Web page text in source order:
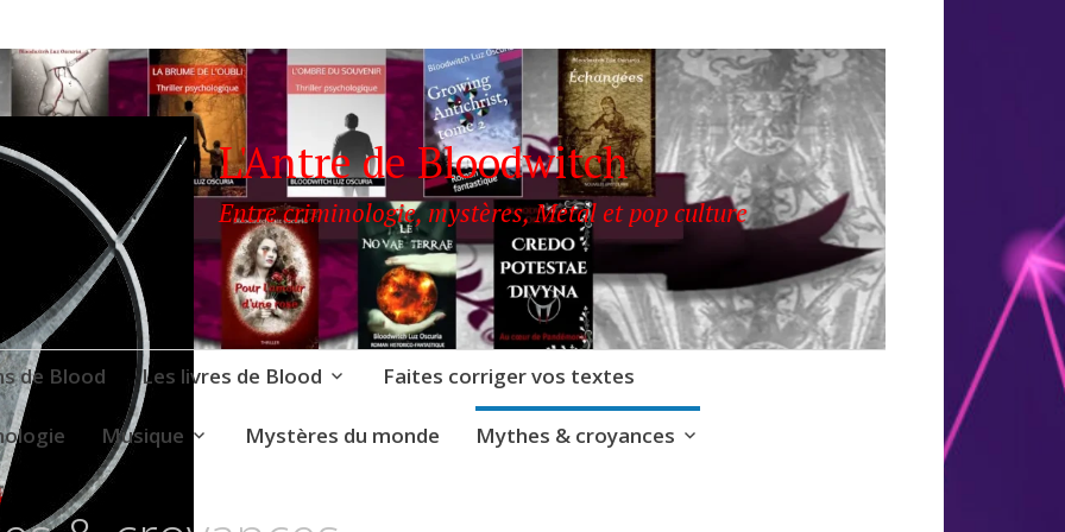
L'Antre de Bloodwitch
Entre criminologie, mystères, Metal et pop culture
de Blood Les livres de Blood Faites corriger vos textes
Musique Mystères du monde Mythes & croyances